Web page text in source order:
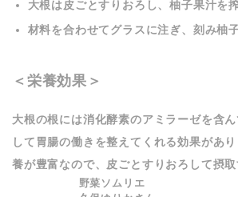
大根は皮ごとすりおろし、柚子果汁を搾
材料を合わせてグラスに注ぎ、刻み柚
＜栄養効果＞
大根の根には消化酵素のアミラーゼを含
して胃腸の働きを整えてくれる効果があ
養が豊富なので、皮ごとすりおろして摂
野菜ソムリエ